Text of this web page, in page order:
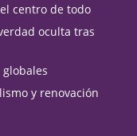
centro de todo
oculta tras
y renovación